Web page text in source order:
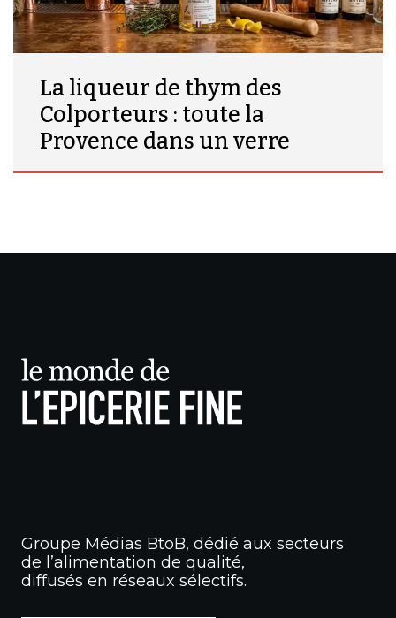
La liqueur de thym des
Colporteurs : toute la
Provence dans un verre
Groupe Médias BtoB, dédié aux secteurs
de l’alimentation de qualité,
diffusés en réseaux sélectifs.